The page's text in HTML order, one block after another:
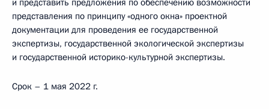
и представить предложения по обеспечению возможности
представления по принципу «одного окна» проектной
документации для проведения ее государственной
экспертизы, государственной экологической экспертизы
и государственной историко-культурной экспертизы.
Срок – 1 мая 2022 г.